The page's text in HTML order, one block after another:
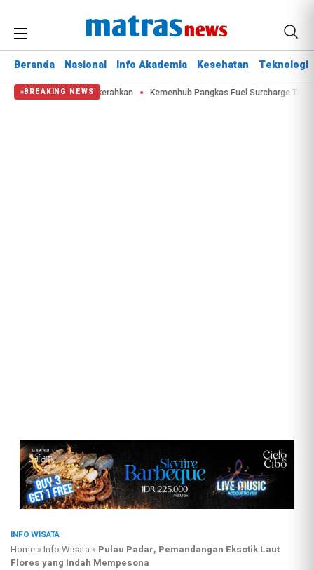
Beranda Nasional Info Akademia Kesehatan Teknologi
BREAKING NEWS
Bombing Dikerahkan Kemenhub Pangkas Fuel Surcharge Tiket
INFO WISATA
Home »Info Wisata » Pulau Padar, Pemandangan Eksotik Laut
Flores yang Indah Mempesona